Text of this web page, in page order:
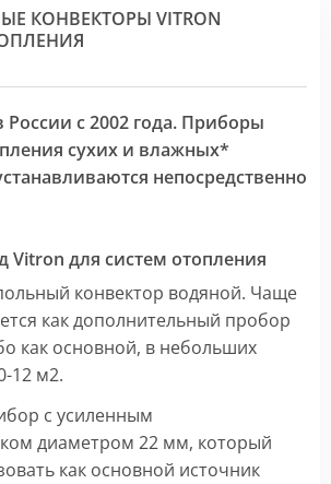
КОНВЕКТОРЫ VITRON
России с 2002 года. Приборы
сухих и влажных*
непосредственно
для систем отопления
конвектор водяной. Чаще
как дополнительный пробор
как основной, в небольших
12 м2.
с усиленным
диаметром 22 мм, который
как основной источник